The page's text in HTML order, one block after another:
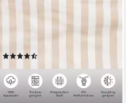
mit Streifen in verschiedenen
UVP
-55%